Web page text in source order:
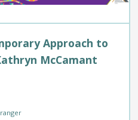
Approach to
McCamant